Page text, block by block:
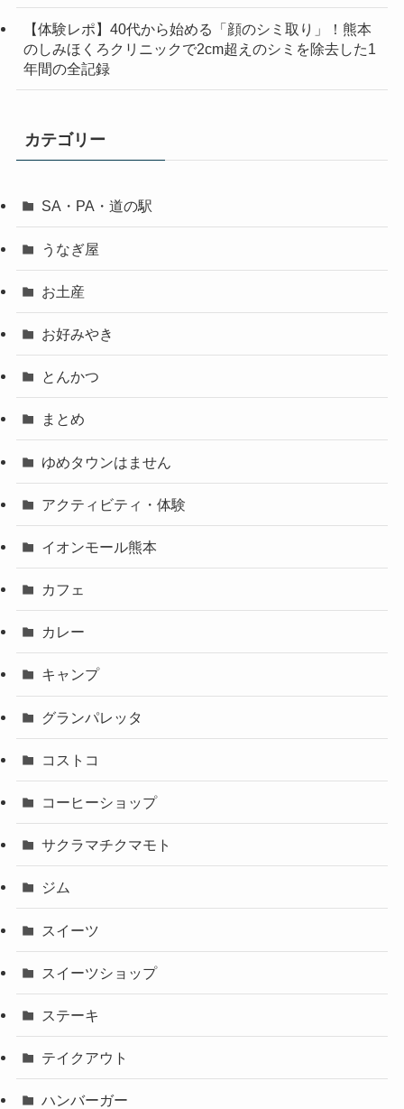
【体験レポ】40代から始める「顔のシミ取り」！熊本
のしみほくろクリニックで2cm超えのシミを除去した1
年間の全記録
カテゴリー
SA・PA・道の駅
うなぎ屋
お土産
お好みやき
とんかつ
まとめ
ゆめタウンはません
アクティビティ・体験
イオンモール熊本
カフェ
カレー
キャンプ
グランパレッタ
コストコ
コーヒーショップ
サクラマチクマモト
ジム
スイーツ
スイーツショップ
ステーキ
テイクアウト
ハンバーガー